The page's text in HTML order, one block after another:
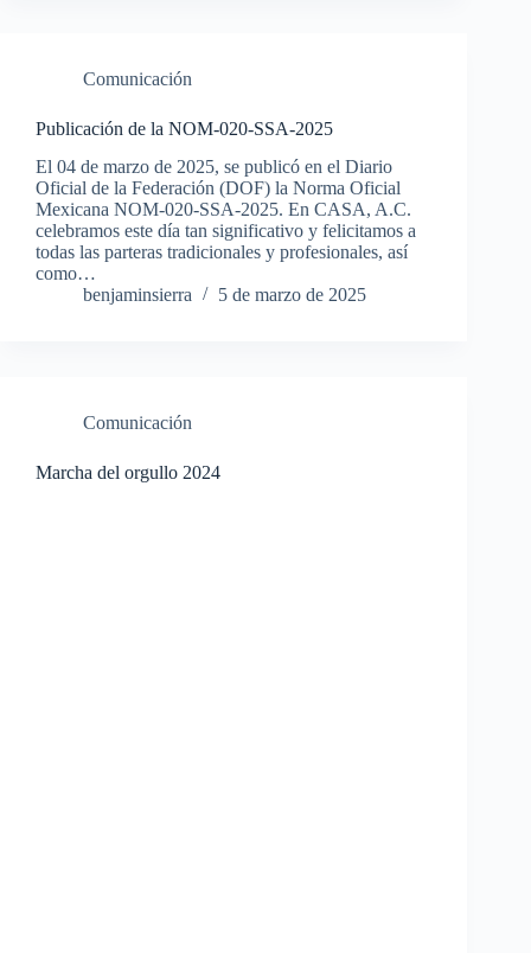
Comunicación
Publicación de la NOM-020-SSA-2025
El 04 de marzo de 2025, se publicó en el Diario
Oficial de la Federación (DOF) la Norma Oficial
Mexicana NOM-020-SSA-2025. En CASA, A.C.
celebramos este día tan significativo y felicitamos a
todas las parteras tradicionales y profesionales, así
como…
benjaminsierra
5 de marzo de 2025
Comunicación
Marcha del orgullo 2024